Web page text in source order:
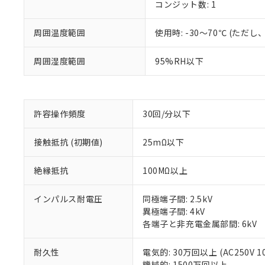
コンジット数: 1
周囲温度範囲 使用時: -30～70℃ (ただし、
周囲湿度範囲 95%RH以下
許容操作頻度 30回/分以下
接触抵抗 (初期値) 25mΩ以下
絶縁抵抗 100MΩ以上
インパルス耐電圧
同極端子間: 2.5kV
異極端子間: 4kV
各端子と非充電金属部間: 6kV
耐久性
電気的: 30万回以上 (AC250V
在庫状況お
のであり、
い。
※1 対応状況
調査・確認中：
仕入先様の事情に
鉛(Pb) 1000ppm以下、
六価クロム(Cr(Ⅵ))
フタル酸ビス(2-エチル
ル（DBP） 1000ppm以
但し、RoHS指令で産
「×」：最大均質
「－」：未確認で
*中国RoHS10物質の基
DBP(フタル酸ジブチル
DEHP(フタル酸ビス(2-
などの必要
当社は規制
ます。
当社は貴社
記
号
○ 一定数